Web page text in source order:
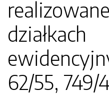
działkach
62/55, 749/